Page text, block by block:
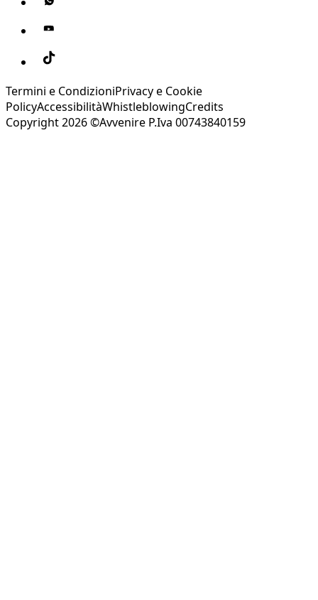
Termini e CondizioniPrivacy e Cookie
PolicyAccessibilitàWhistleblowingCredits
Copyright 2026 ©Avvenire P.Iva 00743840159